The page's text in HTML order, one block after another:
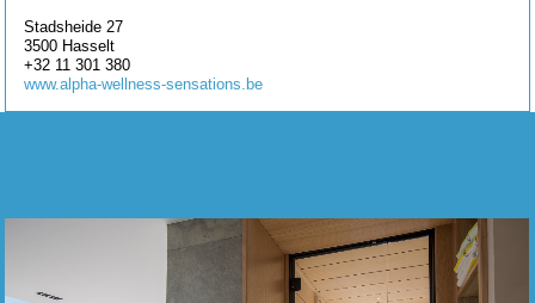
Stadsheide 27
3500 Hasselt
+32 11 301 380
www.alpha-wellness-sensations.be